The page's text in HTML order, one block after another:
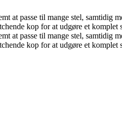
at passe til mange stel,
kop for at udgøre et
at passe til mange stel,
kop for at udgøre et